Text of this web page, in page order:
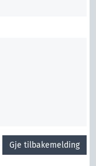
Gje tilbakemelding